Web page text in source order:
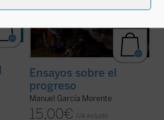
Ensayos sobre el
progreso
Manuel García Morente
15,00€ IVA incluido